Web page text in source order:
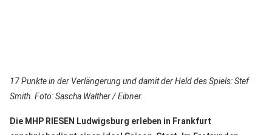
17 Punkte in der Verlängerung und damit der Held des Spiels: Stef
Smith. Foto: Sascha Walther / Eibner.
Die MHP RIESEN Ludwigsburg erleben in Frankfurt